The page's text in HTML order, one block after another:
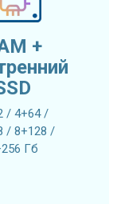
+
/ 4+64 /
/ 8+128 /
Гб